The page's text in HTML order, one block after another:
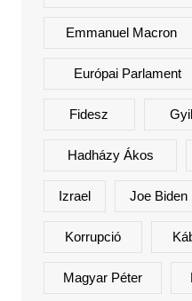
Emmanuel Macron
Európai Parlament
Fidesz
Hadházy Ákos
Izrael Joe Biden
Korrupció
Magyar Péter